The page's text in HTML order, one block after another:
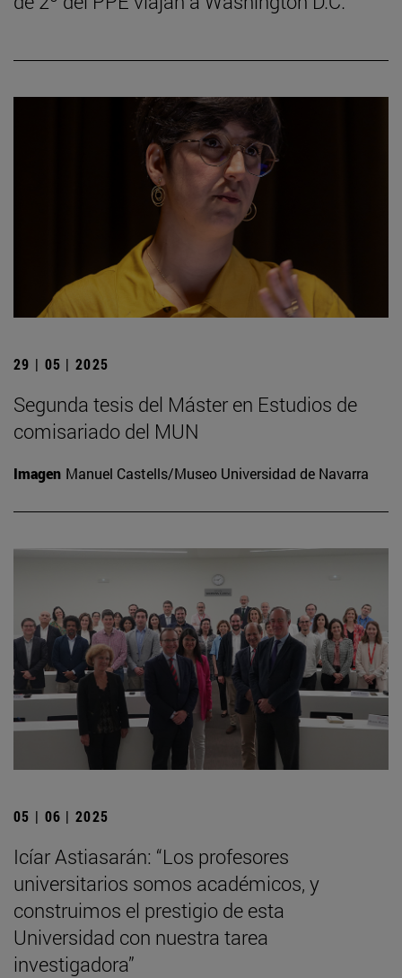
29 | 05 | 2025
Segunda tesis del Máster en Estudios de
comisariado del MUN
Imagen Manuel Castells/Museo Universidad de Navarra
05 | 06 | 2025
Icíar Astiasarán: “Los profesores
universitarios somos académicos, y
construimos el prestigio de esta
Universidad con nuestra tarea
investigadora”